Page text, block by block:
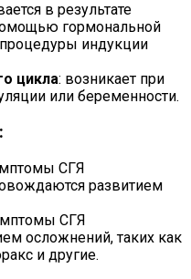
в результате
гормональной
индукции
цикла: возникает при
или беременности.
СГЯ
развитием
СГЯ
осложнений, таких как
и другие.